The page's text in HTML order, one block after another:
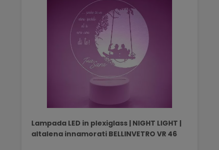
Lampada LED in plexiglass | NIGHT LIGHT |
altalena innamorati BELLINVETRO VR 46